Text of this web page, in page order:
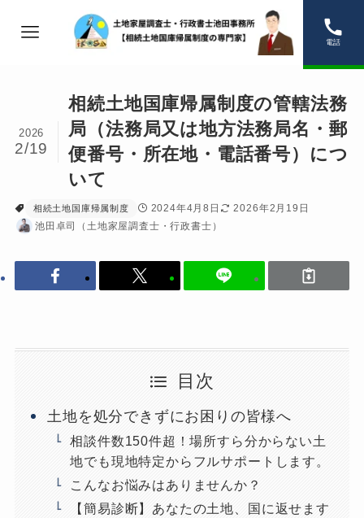
電話
相続土地国庫帰属制度の管轄法務
局（法務局又は地方法務局名・郵
便番号・所在地・電話番号）につ
いて
2026
2/19
相続土地国庫帰属制度 2024年4月8日
2026年2月19日
池田卓司（土地家屋調査士・行政書士）
目次
土地を処分できずにお困りの皆様へ
相談件数150件超！場所すら分からない土
地でも現地特定からフルサポートします。
こんなお悩みはありませんか？
【簡易診断】あなたの土地、国に返せます